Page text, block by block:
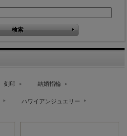
刻印 結婚指輪
ハワイアンジュエリー